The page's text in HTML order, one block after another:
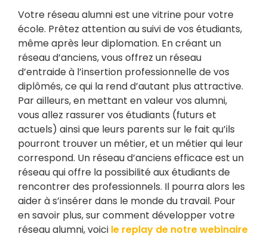
Votre réseau alumni est une vitrine pour votre
école. Prêtez attention au suivi de vos étudiants,
même après leur diplomation. En créant un
réseau d’anciens, vous offrez un réseau
d’entraide à l’insertion professionnelle de vos
diplômés, ce qui la rend d’autant plus attractive.
Par ailleurs, en mettant en valeur vos alumni,
vous allez rassurer vos étudiants (futurs et
actuels) ainsi que leurs parents sur le fait qu’ils
pourront trouver un métier, et un métier qui leur
correspond. Un réseau d’anciens efficace est un
réseau qui offre la possibilité aux étudiants de
rencontrer des professionnels. Il pourra alors les
aider à s’insérer dans le monde du travail. Pour
en savoir plus, sur comment développer votre
réseau alumni, voici le replay de notre webinaire